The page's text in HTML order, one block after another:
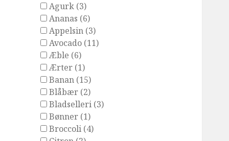
Agurk (3)
Ananas (6)
Appelsin (3)
Avocado (11)
Æble (6)
Ærter (1)
Banan (15)
Blåbær (2)
Bladselleri (3)
Bønner (1)
Broccoli (4)